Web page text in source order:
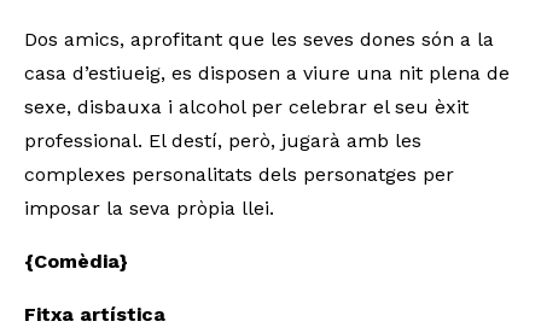
Dos amics, aprofitant que les seves dones són a la
casa d’estiueig, es disposen a viure una nit plena de
sexe, disbauxa i alcohol per celebrar el seu èxit
professional. El destí, però, jugarà amb les
complexes personalitats dels personatges per
imposar la seva pròpia llei.
{Comèdia}
Fitxa artística